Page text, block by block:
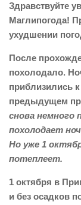
Здравствуйте
Маглипогода!
ухудшении
После
похолодало.
приблизились
предыдущем
снова немного
похолодает
Но уже 1
потеплеет.
1 октября в
и без осадков